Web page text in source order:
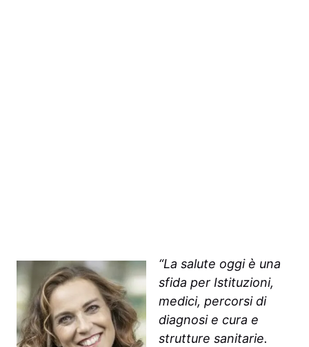
“La salute oggi è una
sfida per Istituzioni,
medici, percorsi di
diagnosi e cura e
strutture sanitarie.